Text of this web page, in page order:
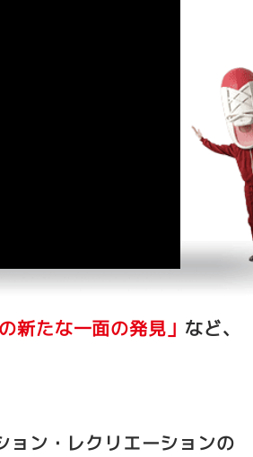
新たな一面の発見」 など、
ョン・レクリエーションの